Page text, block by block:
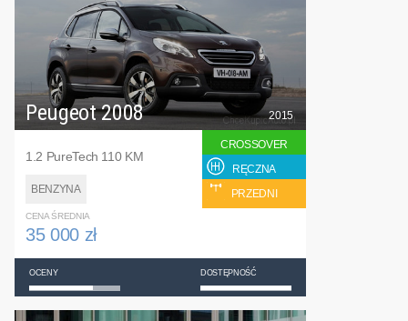
Peugeot 2008
1.2 PureTech 110 KM
BENZYNA
2015
CROSSOVER
RĘCZNA
PRZEDNI
CENA ŚREDNIA
35 000 zł
OCENY DOSTĘPNOŚĆ